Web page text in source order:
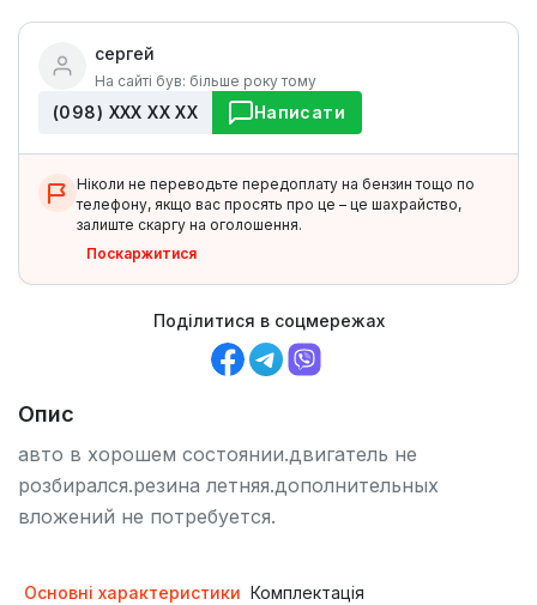
сергей
На сайті був: більше року тому
(098) ХХХ ХХ ХХ Написати
Ніколи не переводьте передоплату на бензин тощо по
телефону, якщо вас просять про це – це шахрайство,
залиште скаргу на оголошення.
Поскаржитися
Поділитися в соцмережах
Опис
авто в хорошем состоянии.двигатель не
розбирался.резина летняя.дополнительных
вложений не потребуется.
Основні характеристики Комплектація